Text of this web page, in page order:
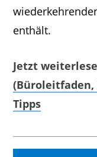
enthält.
Jetzt
(Büroleitfaden,
Tipps